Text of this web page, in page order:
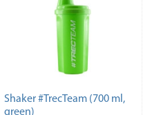
Shaker #TrecTeam (700 ml,
green)